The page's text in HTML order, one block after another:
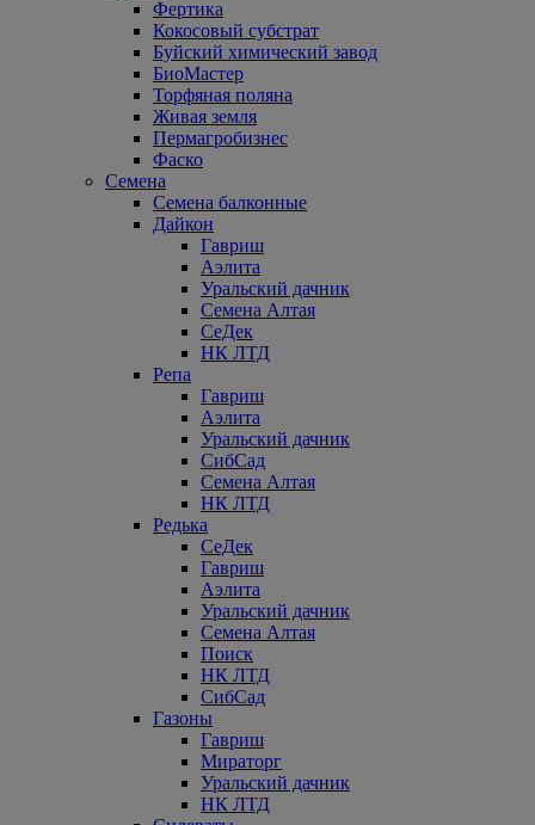
Фертика
Кокосовый субстрат
Буйский химический завод
БиоМастер
Торфяная поляна
Живая земля
Пермагробизнес
Фаско
Семена
Семена балконные
Дайкон
Гавриш
Аэлита
Уральский дачник
Семена Алтая
СеДек
НК ЛТД
Репа
Гавриш
Аэлита
Уральский дачник
СибСад
Семена Алтая
НК ЛТД
Редька
СеДек
Гавриш
Аэлита
Уральский дачник
Семена Алтая
Поиск
НК ЛТД
СибСад
Газоны
Гавриш
Мираторг
Уральский дачник
НК ЛТД